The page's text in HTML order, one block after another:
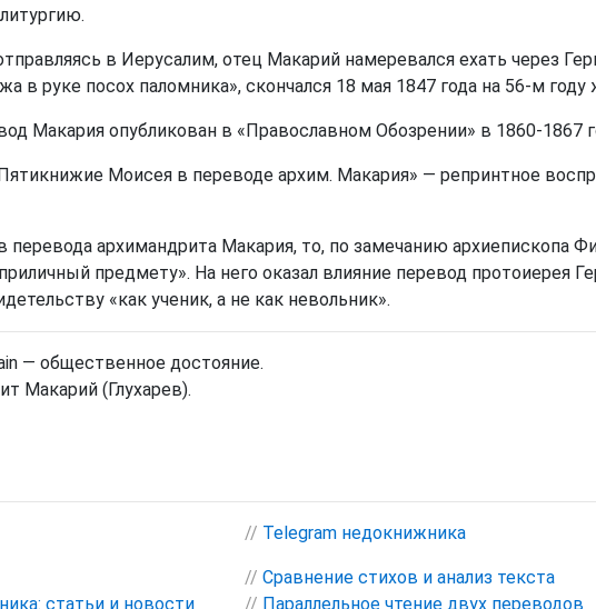
в Иерусалим, отец Макарий намеревался ехать через
в руке посох паломника», скончался 18 мая 1847 года на 56-м году
Макария опубликован в «Православном Обозрении» в 1860-1867
Моисея в переводе архим. Макария» — репринтное
перевода архимандрита Макария, то, по замечанию архиепископа
предмету». На него оказал влияние перевод протоиерея
«как ученик, а не как невольник».
— общественное достояние.
Макарий (Глухарев).
// Telegram недокнижника
статьи и новости
// Сравнение стихов и анализ текста
// Параллельное чтение двух переводов